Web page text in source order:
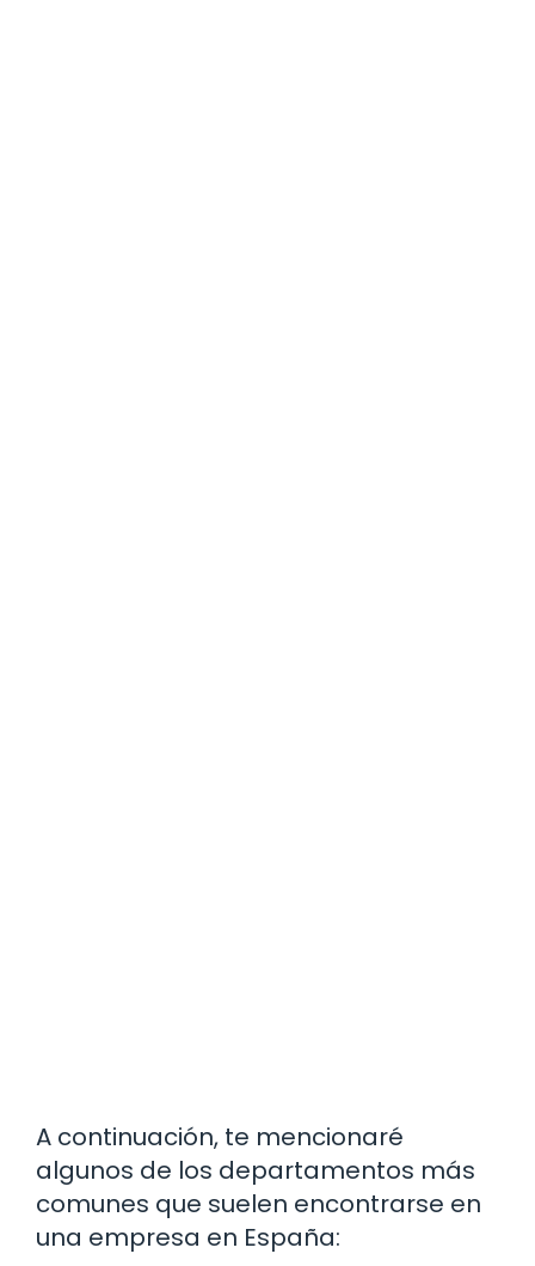
A continuación, te mencionaré
algunos de los departamentos más
comunes que suelen encontrarse en
una empresa en España: